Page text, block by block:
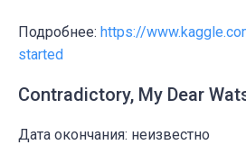
Подробнее: https://
started
Contradictory, My Dear
Дата окончания: неизвестно